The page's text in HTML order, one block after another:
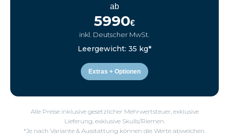
ab
5990€
inkl. Deutscher MwSt.
Leergewicht: 35 kg*
Extras + Optionen
Alle Preise inklusive gesetzlicher Mehrwertsteuer, exklusive
Lieferung, exklusive Skulls/Riemen.
*Je nach Variante & Ausstattung können die Werte abweichen.